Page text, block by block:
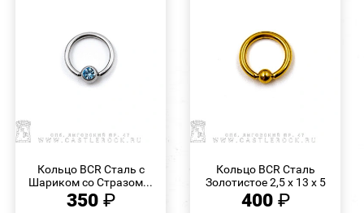
Кольцо BCR Сталь с
Шариком со Стразом...
350 ₽
Кольцо BCR Сталь
Золотистое 2,5 х 13 х 5
400 ₽